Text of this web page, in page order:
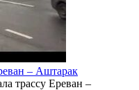
– Аштарак
трассу Ереван –